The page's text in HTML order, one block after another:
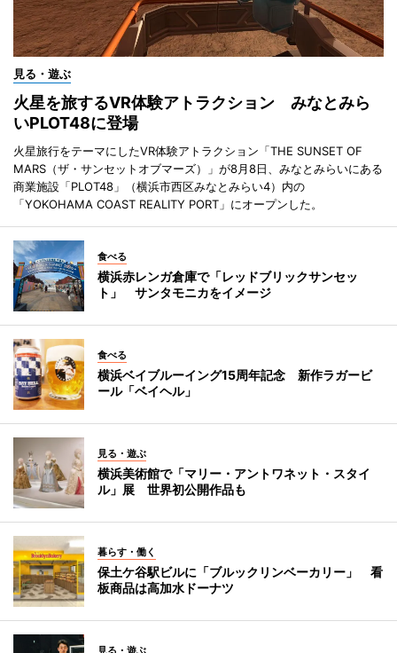
見る・遊ぶ
火星を旅するVR体験アトラクション みなとみら
いPLOT48に登場
火星旅行をテーマにしたVR体験アトラクション「THE SUNSET OF
MARS（ザ・サンセットオブマーズ）」が8月8日、みなとみらいにある
商業施設「PLOT48」（横浜市西区みなとみらい4）内の
「YOKOHAMA COAST REALITY PORT」にオープンした。
食べる
横浜赤レンガ倉庫で「レッドブリックサンセッ
ト」 サンタモニカをイメージ
食べる
横浜ベイブルーイング15周年記念 新作ラガービ
ール「ベイヘル」
見る・遊ぶ
横浜美術館で「マリー・アントワネット・スタイ
ル」展 世界初公開作品も
暮らす・働く
保土ケ谷駅ビルに「ブルックリンベーカリー」 看
板商品は高加水ドーナツ
見る・遊ぶ